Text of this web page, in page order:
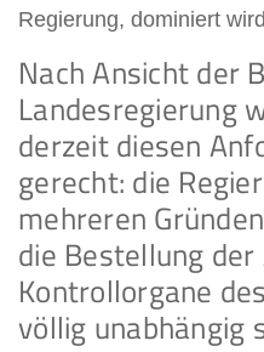
Regierung, dominiert
Nach Ansicht der
Landesregierung
derzeit diesen
gerecht: die
mehreren
die Bestellung
Kontrollorgane
völlig unabhängig